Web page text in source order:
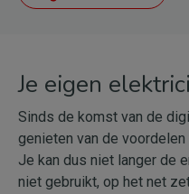
Je eigen
Sinds de komst van de
genieten van de
Je kan dus niet langer de
niet gebruikt, op het net